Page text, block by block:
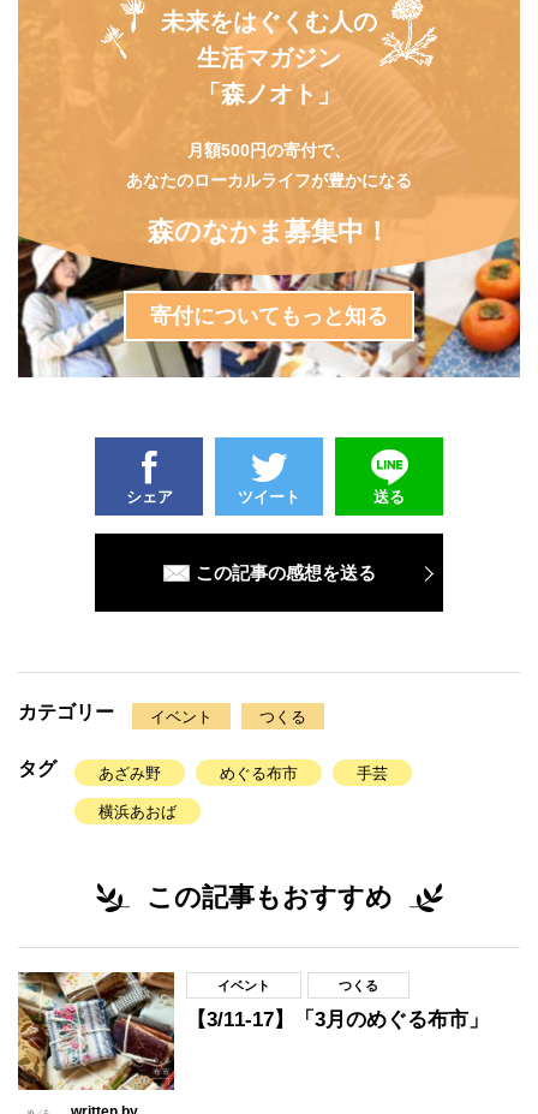
未来をはぐくむ人の
生活マガジン
「森ノオト」
月額500円の寄付で、
あなたのローカルライフが豊かになる
森のなかま募集中！
寄付についてもっと知る
シェア ツイート 送る
この記事の感想を送る
カテゴリー イベント つくる
タグ あざみ野 めぐる布市 手芸
横浜あおば
この記事もおすすめ
イベント つくる
【3/11-17】「3月のめぐる布市」